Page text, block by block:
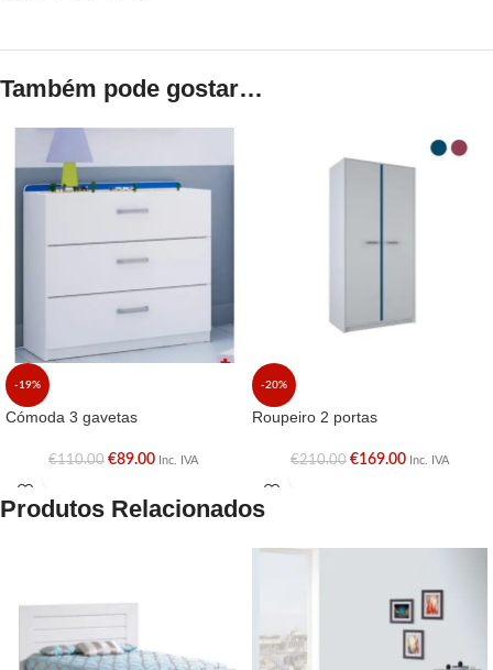
Também pode gostar…
-19%
Cómoda 3 gavetas
€110.00 €89.00 Inc. IVA
-20%
Roupeiro 2 portas
€210.00 €169.00 Inc. IVA
Produtos Relacionados